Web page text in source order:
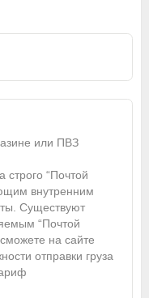
или ПВЗ
строго “Почтой
внутренним
Существуют
“Почтой
отправки груза